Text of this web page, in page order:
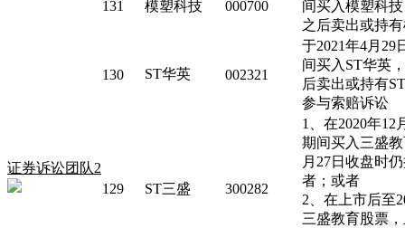
证券诉讼团队2
131 模塑科技 000700
间买入模塑科
之后卖出或持
130 ST华英 002321
于2021年4月29
间买入ST华英
后卖出或持有
参与索赔诉讼
129 ST三盛 300282
1、在2020年12
期间买入三盛
月27日收盘时
者；或者
2、在上市后至
三盛教育股票